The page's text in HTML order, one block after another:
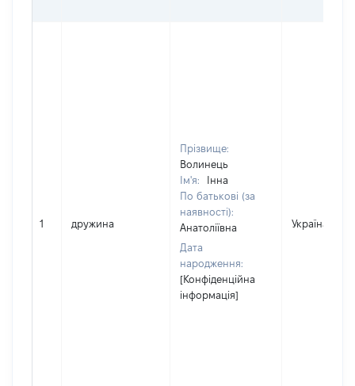
1 дружина
Прізвище:
Волинець
Ім'я:
Інна
По батькові (за
наявності):
Анатоліївна
Дата
народження:
[Конфіденційна
інформація]
Україна